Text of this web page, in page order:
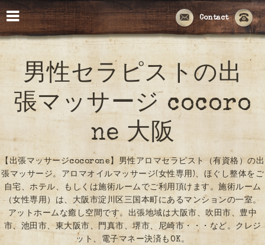
Contact
男性セラピストの出
張マッサージ cocoro
ne 大阪
【出張マッサージcocorone】男性アロマセラピスト（有資格）の出
張マッサージ。アロマオイルマッサージ(女性専用)、ほぐし整体をご
自宅、ホテル、もしくは施術ルームでご利用頂けます。施術ルーム
（女性専用）は、大阪市淀川区三国本町にあるマンションの一室。
アットホームな癒し空間です。出張地域は大阪市、吹田市、豊中
市、池田市、東大阪市、門真市、堺市、尼崎市・・・など。クレジ
ット、電子マネー決済もOK。